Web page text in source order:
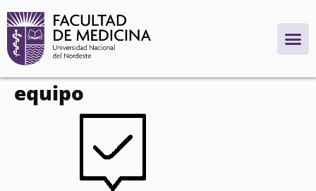
contenido
equipo